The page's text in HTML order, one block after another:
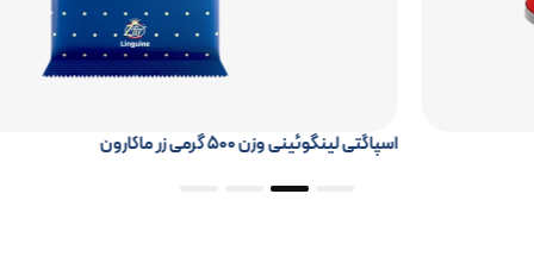
اسپاگتی لینگوئینی وزن ۵۰۰ گرمی زر ماکارون
1